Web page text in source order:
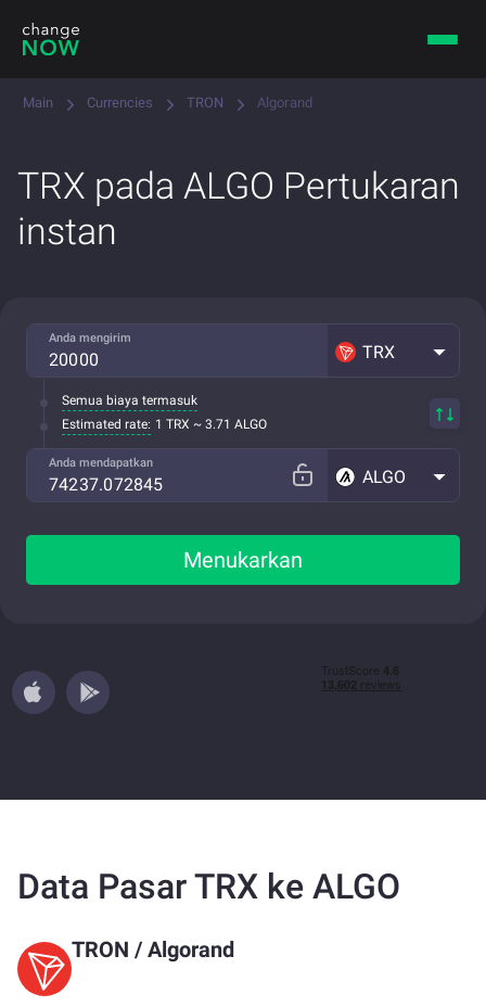
Main Currencies TRON Algorand
TRX pada ALGO Pertukaran
instan
Anda mengirim
TRX
Semua biaya termasuk
Estimated rate: 1 TRX ~ 3.71 ALGO
Anda mendapatkan
ALGO
Menukarkan
Data Pasar TRX ke ALGO
TRON / Algorand